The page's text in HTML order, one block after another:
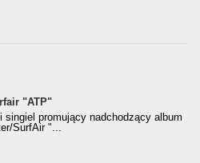
VIDEO
"ATP"
singiel promujący nadchodzący album
SurfAir "...